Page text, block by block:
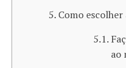
Como
ao